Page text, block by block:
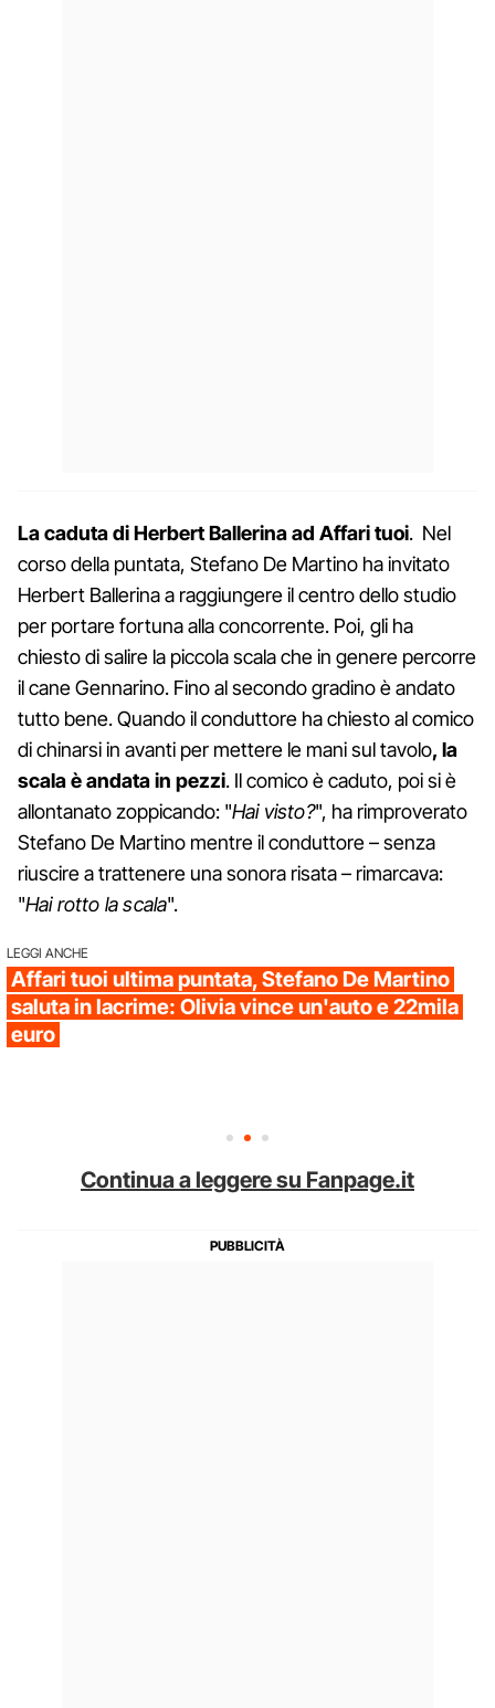
La caduta di Herbert Ballerina ad Affari tuoi. Nel
corso della puntata, Stefano De Martino ha invitato
Herbert Ballerina a raggiungere il centro dello studio
per portare fortuna alla concorrente. Poi, gli ha
chiesto di salire la piccola scala che in genere percorre
il cane Gennarino. Fino al secondo gradino è andato
tutto bene. Quando il conduttore ha chiesto al comico
di chinarsi in avanti per mettere le mani sul tavolo, la
scala è andata in pezzi. Il comico è caduto, poi si è
allontanato zoppicando: "Hai visto?", ha rimproverato
Stefano De Martino mentre il conduttore – senza
riuscire a trattenere una sonora risata – rimarcava:
"Hai rotto la scala".
LEGGI ANCHE
Affari tuoi ultima puntata, Stefano De Martino
saluta in lacrime: Olivia vince un'auto e 22mila
euro
Continua a leggere su Fanpage.it